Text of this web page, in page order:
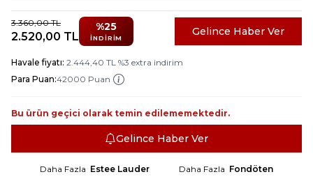
3.360,00TL
2.520,00 TL
%25
İNDIRIM
Gelince Haber Ver
Havale fiyatı: 2.444,40 TL %3 extra indirim
Para Puan:42000 Puan
Bu ürün geçici olarak temin edilememektedir.
Gelince Haber Ver
Daha Fazla Estee Lauder Daha Fazla Fondöten